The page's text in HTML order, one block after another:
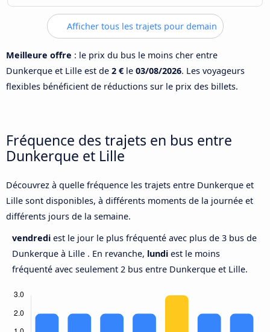
Afficher tous les trajets pour demain
Meilleure offre : le prix du bus le moins cher entre
Dunkerque et Lille est de 2 € le 03/08/2026. Les voyageurs
flexibles bénéficient de réductions sur le prix des billets.
Fréquence des trajets en bus entre
Dunkerque et Lille
Découvrez à quelle fréquence les trajets entre Dunkerque et
Lille sont disponibles, à différents moments de la journée et
différents jours de la semaine.
vendredi est le jour le plus fréquenté avec plus de 3 bus de
Dunkerque à Lille . En revanche, lundi est le moins
fréquenté avec seulement 2 bus entre Dunkerque et Lille.